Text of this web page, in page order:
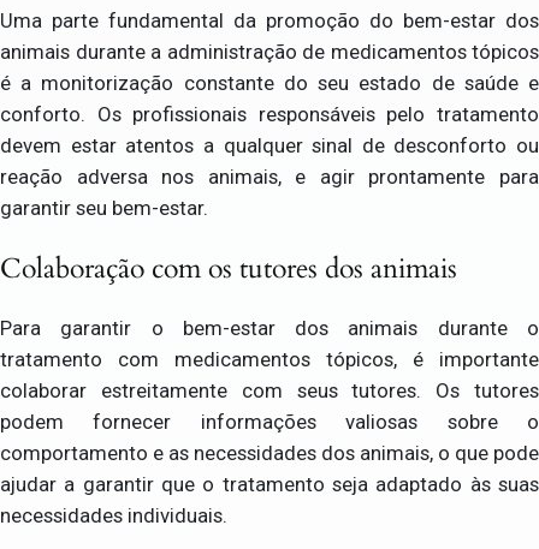
Uma parte fundamental da promoção do bem-estar dos
animais durante a administração de medicamentos tópicos
é a monitorização constante do seu estado de saúde e
conforto. Os profissionais responsáveis pelo tratamento
devem estar atentos a qualquer sinal de desconforto ou
reação adversa nos animais, e agir prontamente para
garantir seu bem-estar.
Colaboração com os tutores dos animais
Para garantir o bem-estar dos animais durante o
tratamento com medicamentos tópicos, é importante
colaborar estreitamente com seus tutores. Os tutores
podem fornecer informações valiosas sobre o
comportamento e as necessidades dos animais, o que pode
ajudar a garantir que o tratamento seja adaptado às suas
necessidades individuais.